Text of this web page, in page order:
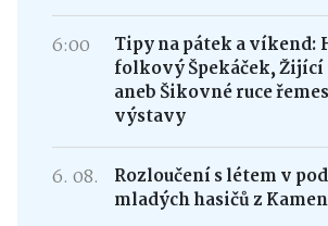
6:00
Tipy na pátek a víkend:
folkový Špekáček,
aneb Šikovné ruce
výstavy
6. 08.
Rozloučení s létem v
mladých hasičů z